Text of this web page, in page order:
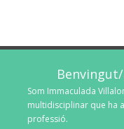
Som Immaculada
multidisciplinar que ha
professió.